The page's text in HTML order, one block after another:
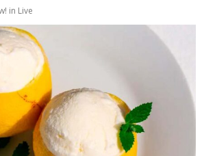
in Live